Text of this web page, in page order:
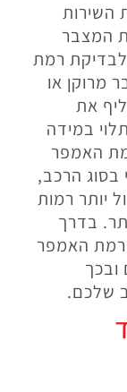
השירות
המצבר
רמת
מרוקן או
את
במידה
האמפר
תלוי בסוג הרכב,
יותר רמות
להגיע גם ל-100 ויותר. בדרך
רמת האמפר
שלכם.